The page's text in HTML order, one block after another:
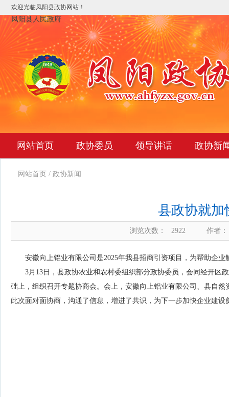
欢迎光临凤阳县政协网站！
凤阳县人民政府
网站首页 政协委员 领导讲话 政协新
网站首页 / 政协新闻
县政协就加
浏览次数： 2922 作者
安徽向上铝业有限公司是2025年我县招商引资项目，为帮助企
3月13日，县政协农业和农村委组织部分政协委员，会同经开区
础上，组织召开专题协商会。会上，安徽向上铝业有限公司、县自
此次面对面协商，沟通了信息，增进了共识，为下一步加快企业建设